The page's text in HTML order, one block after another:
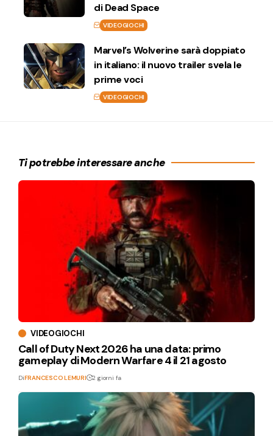
di Dead Space
VIDEOGIOCHI
Marvel’s Wolverine sarà doppiato
in italiano: il nuovo trailer svela le
prime voci
VIDEOGIOCHI
Ti potrebbe interessare anche
VIDEOGIOCHI
Call of Duty Next 2026 ha una data: primo
gameplay di Modern Warfare 4 il 21 agosto
DiFRANCESCO LEMURI 2 giorni fa